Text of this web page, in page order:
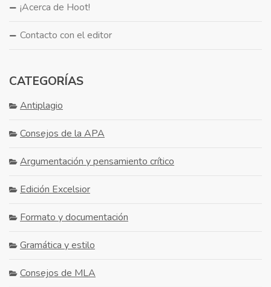
¡Acerca de Hoot!
Contacto con el editor
CATEGORÍAS
Antiplagio
Consejos de la APA
Argumentación y pensamiento crítico
Edición Excelsior
Formato y documentación
Gramática y estilo
Consejos de MLA